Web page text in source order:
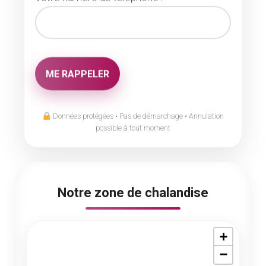
Données protégées • Pas de démarchage • Annulation
possible à tout moment
Notre zone de chalandise
+
−